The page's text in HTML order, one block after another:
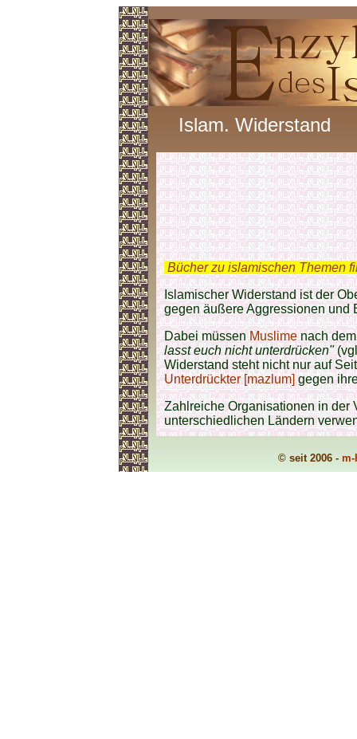
Islam. Widerstand
Bücher zu islamischen Themen
Islamischer Widerstand ist der
gegen äußere Aggressionen und
Dabei müssenMuslimenach
lasst euch nicht unterdrücken"
Widerstand steht nicht nur auf
Unterdrückter [mazlum]gegen
Zahlreiche Organisationen in der
unterschiedlichen Ländern
© seit 2006 - m-